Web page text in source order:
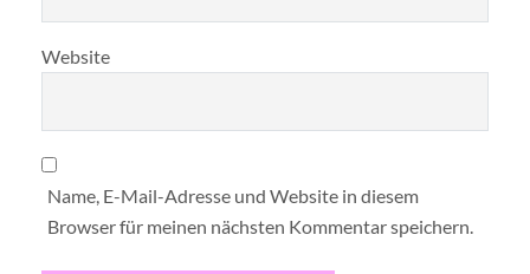
Website
Name, E-Mail-Adresse und Website in diesem
Browser für meinen nächsten Kommentar speichern.